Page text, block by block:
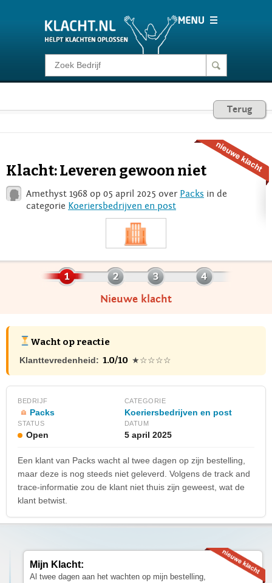
Klacht melden
Consumentenrecht Terug
Klacht: Leveren gewoon niet
Amethyst 1968 op 05 april 2025 over Packs in de
categorie Koeriersbedrijven en post
Nieuwe klacht
Wacht op reactie
Klanttevredenheid: 1.0/10 ★☆☆☆☆
BEDRIJF
Packs
CATEGORIE
Koeriersbedrijven en post
STATUS
Open
DATUM
5 april 2025
Een klant van Packs wacht al twee dagen op zijn bestelling,
maar deze is nog steeds niet geleverd. Volgens de track and
trace-informatie zou de klant niet thuis zijn geweest, wat de
klant betwist.
Mijn Klacht:
Al twee dagen aan het wachten op mijn bestelling,